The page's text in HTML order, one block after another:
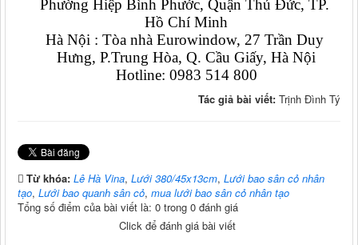
Phường Hiệp Bình Phước, Quận Thủ Đức, TP.
Hồ Chí Minh
Hà Nội : Tòa nhà Eurowindow, 27 Trần Duy
Hưng, P.Trung Hòa, Q. Cầu Giấy, Hà Nội
Hotline: 0983 514 800
Tác giả bài viết: Trịnh Đình Tý
Từ khóa: Lê Hà Vina, Lưới 380/45x13cm, Lưới bao sân cỏ nhân
tạo, Lưới bao quanh sân cỏ, mua lưới bao sân cỏ nhân tạo
Tổng số điểm của bài viết là: 0 trong 0 đánh giá
Click để đánh giá bài viết